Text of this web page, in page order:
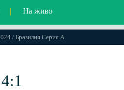
| На живо
/ Бразилия Серия А
4:1